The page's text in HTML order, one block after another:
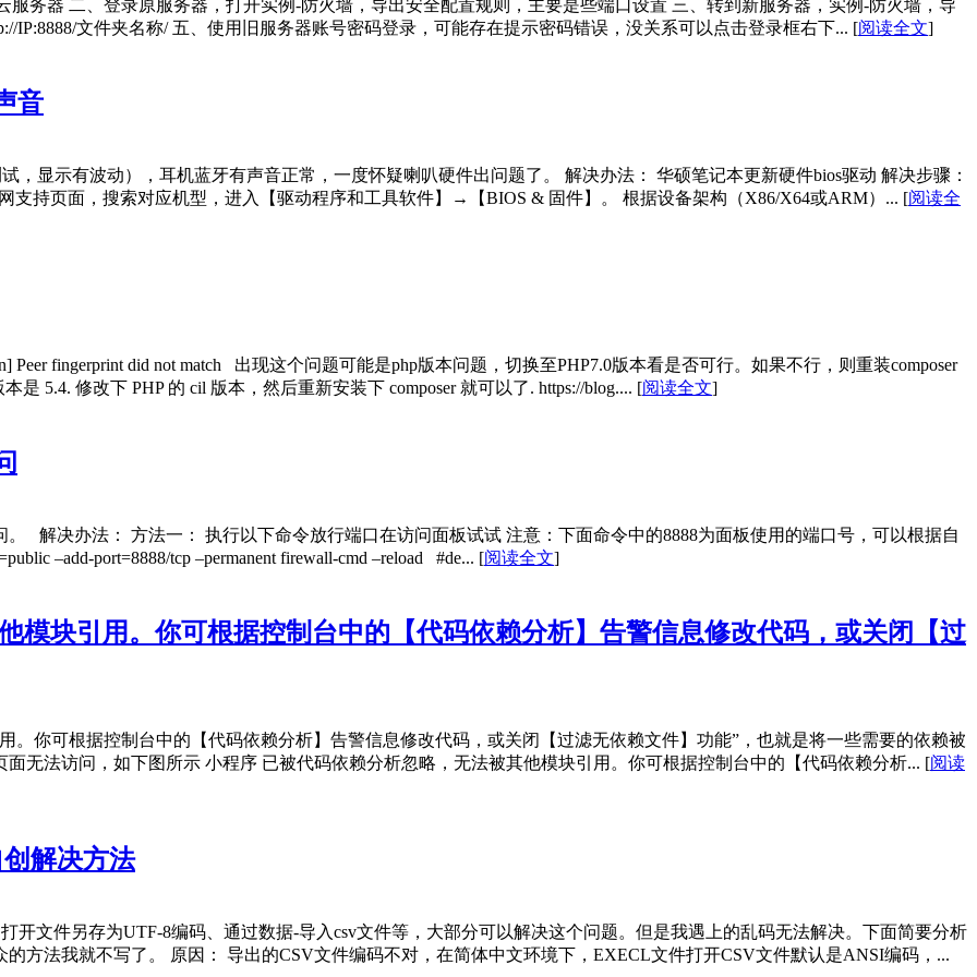
服务器 二、登录原服务器，打开实例-防火墙，导出安全配置规则，主要是些端口设置 三、转到新服务器，实例-防火墙，导
IP:8888/文件夹名称/ 五、使用旧服务器账号密码登录，可能存在提示密码错误，没关系可以点击登录框右下... [阅读全文]
音
，显示有波动），耳机蓝牙有声音正常，一度怀疑喇叭硬件出问题了。 解决办法： 华硕笔记本更新硬件bios驱动 解决步骤：
支持页面，搜索对应机型，进入【驱动程序和工具软件】→【BIOS & 固件】。 根据设备架构（X86/X64或ARM）... [阅读全
Peer fingerprint did not match 出现这个问题可能是php版本问题，切换至PHP7.0版本看是否可行。如果不行，则重装composer
是 5.4. 修改下 PHP 的 cil 版本，然后重新安装下 composer 就可以了. https://blog.... [阅读全文]
解决办法： 方法一： 执行以下命令放行端口在访问面板试试 注意：下面命令中的8888为面板使用的端口号，可以根据自
–add-port=8888/tcp –permanent firewall-cmd –reload #de... [阅读全文]
模块引用。你可根据控制台中的【代码依赖分析】告警信息修改代码，或关闭【过
。你可根据控制台中的【代码依赖分析】告警信息修改代码，或关闭【过滤无依赖文件】功能”，也就是将一些需要的依赖被
无法访问，如下图所示 小程序 已被代码依赖分析忽略，无法被其他模块引用。你可根据控制台中的【代码依赖分析... [阅读
解决方法
开文件另存为UTF-8编码、通过数据-导入csv文件等，大部分可以解决这个问题。但是我遇上的乱码无法解决。下面简要分析
方法我就不写了。 原因： 导出的CSV文件编码不对，在简体中文环境下，EXECL文件打开CSV文件默认是ANSI编码，...